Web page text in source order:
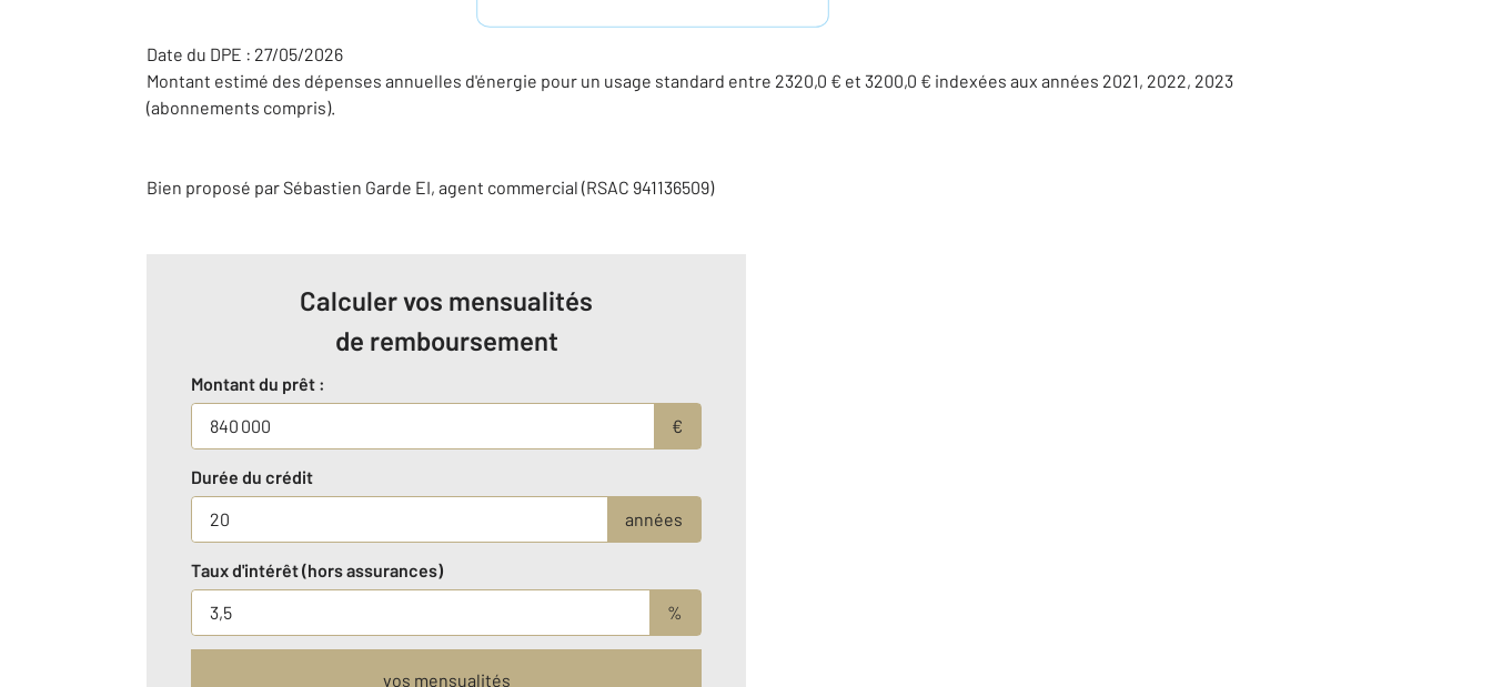
Date du DPE : 27/05/2026
Montant estimé des dépenses annuelles d'énergie pour un usage standard entre 2320,0 € et 3200,0 € indexées aux années 2021, 2022, 2023
(abonnements compris).
Bien proposé parSébastien Garde EI, agent commercial (RSAC 941136509)
Calculer vos mensualités
de remboursement
Montant du prêt :
€
Durée du crédit
années
Taux d'intérêt (hors assurances)
%
vos mensualités